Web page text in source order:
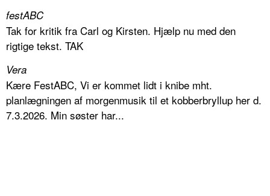
festABC
Tak for kritik fra Carl og Kirsten. Hjælp nu med den
rigtige tekst. TAK
Vera
Kære FestABC, Vi er kommet lidt i knibe mht.
planlægningen af morgenmusik til et kobberbryllup her d.
7.3.2026. Min søster har...